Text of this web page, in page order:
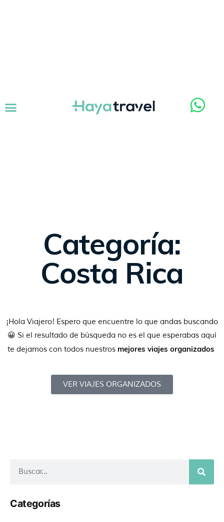
Categoría:
Costa Rica
¡Hola Viajero! Espero que encuentre lo que andas buscando
😀 Si el resultado de búsqueda no es el que esperabas aquí
te dejamos con todos nuestros mejores viajes organizados
VER VIAJES ORGANIZADOS
Categorías